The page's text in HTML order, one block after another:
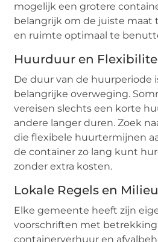
mogelijk een grotere
belangrijk om de juiste maat
en ruimte optimaal te
Huurduur en
De duur van de huurperiode
belangrijke overweging.
vereisen slechts een korte
andere langer duren. Zoek
die flexibele huurtermijnen
de container zo lang kunt
zonder extra kosten.
Lokale Regels en
Elke gemeente heeft zijn
voorschriften met
containerverhuur en